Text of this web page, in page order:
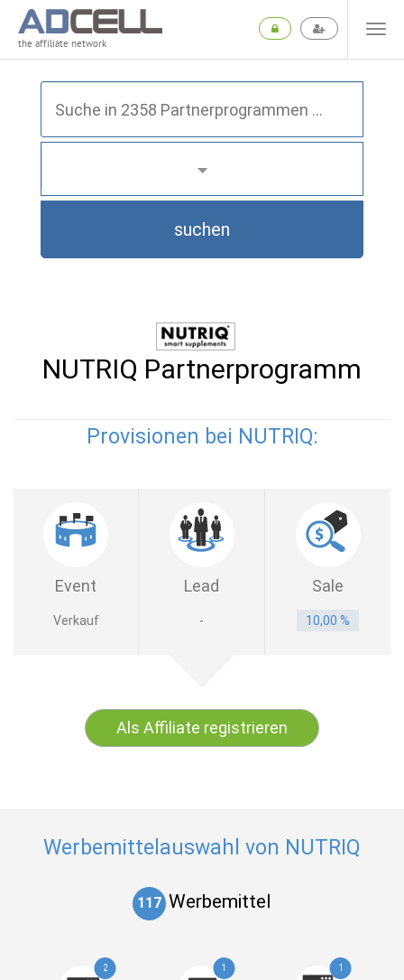
the affiliate network
suchen
NUTRIQ Partnerprogramm
Provisionen bei NUTRIQ:
Event Lead Sale
Verkauf - 10,00 %
Als Affiliate registrieren
Werbemittelauswahl von NUTRIQ
117 Werbemittel
2 1 1